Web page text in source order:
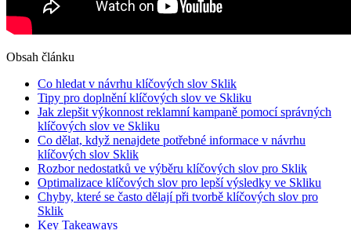
Obsah článku
Co hledat v návrhu klíčových slov Sklik
Tipy pro doplnění klíčových slov ve Skliku
Jak zlepšit výkonnost reklamní kampaně pomocí správných
klíčových slov ve Skliku
Co dělat, když nenajdete potřebné informace v návrhu
klíčových slov Sklik
Rozbor nedostatků ve výběru klíčových slov pro Sklik
Optimalizace klíčových slov pro lepší výsledky ve Skliku
Chyby, které se často dělají při tvorbě klíčových slov pro
Sklik
Key Takeaways